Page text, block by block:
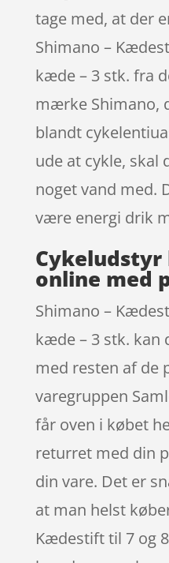
tage med, at der
Shimano –
kæde – 3 stk. fra
mærke Shimano,
blandt
ude at cykle, skal
noget vand med.
være energi drik
Cykeludstyr
online med
Shimano –
kæde – 3 stk. kan
med resten af de
varegruppen
får oven i købet
returret med din
din vare. Det er
at man helst
Kædestift til 7 og